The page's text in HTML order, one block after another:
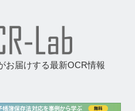
お届けする最新OCR情報